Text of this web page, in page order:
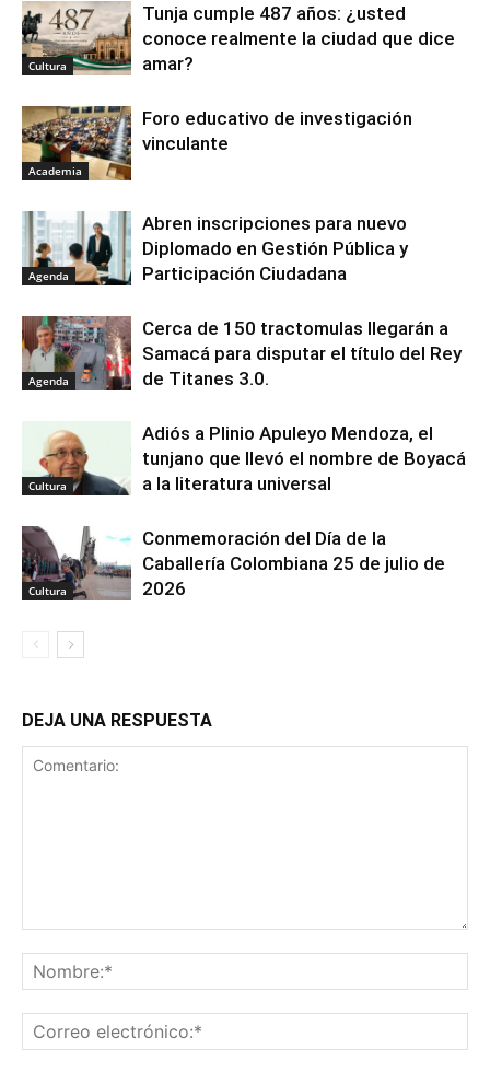
Cultura
Tunja cumple 487 años: ¿usted
conoce realmente la ciudad que dice
amar?
Academia
Foro educativo de investigación
vinculante
Agenda
Abren inscripciones para nuevo
Diplomado en Gestión Pública y
Participación Ciudadana
Agenda
Cerca de 150 tractomulas llegarán a
Samacá para disputar el título del Rey
de Titanes 3.0.
Cultura
Adiós a Plinio Apuleyo Mendoza, el
tunjano que llevó el nombre de Boyacá
a la literatura universal
Cultura
Conmemoración del Día de la
Caballería Colombiana 25 de julio de
2026
DEJA UNA RESPUESTA